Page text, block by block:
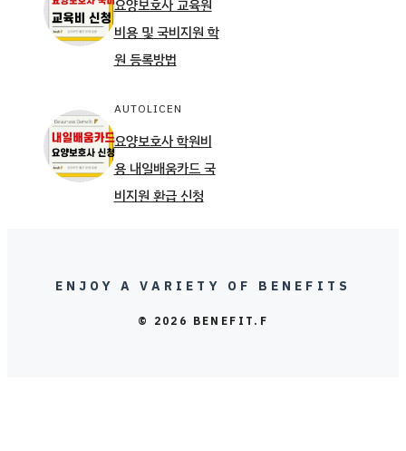
요양보호사 교육원
비용 및 국비지원 학
원 등록방법
AUTOLICEN
요양보호사 학원비
용 내일배움카드 국
비지원 환급 신청
ENJOY A VARIETY OF BENEFITS
© 2026 BENEFIT.F